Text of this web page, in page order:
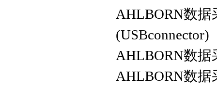
AHLBORN数据
(USBconnector)
AHLBORN数据
AHLBORN数据